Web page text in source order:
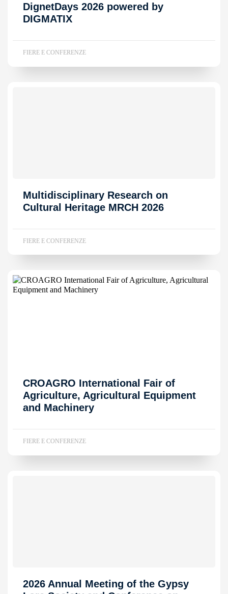
DignetDays 2026 powered by
DIGMATIX
FIERE E CONFERENZE
Multidisciplinary Research on
Cultural Heritage MRCH 2026
FIERE E CONFERENZE
CROAGRO International Fair of
Agriculture, Agricultural Equipment
and Machinery
FIERE E CONFERENZE
2026 Annual Meeting of the Gypsy